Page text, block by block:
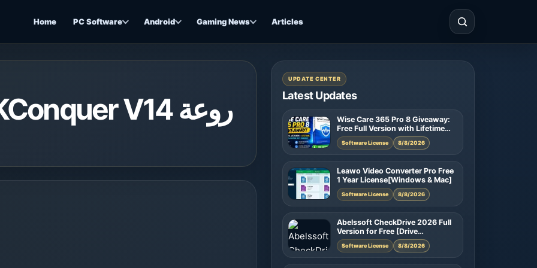
Home PC Software Android Gaming News Articles
UPDATE CENTER
Latest Updates
Wise Care 365 Pro 8 Giveaway:
Free Full Version with Lifetime
License
Software License 8/8/2026
Leawo Video Converter Pro Free
1 Year License[Windows & Mac]
Software License 8/8/2026
Abelssoft CheckDrive 2026 Full
Version for Free [Drive
Diagnostic Software]
Software License 8/8/2026